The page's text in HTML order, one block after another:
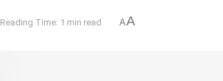
Reading Time: 1 min read AA